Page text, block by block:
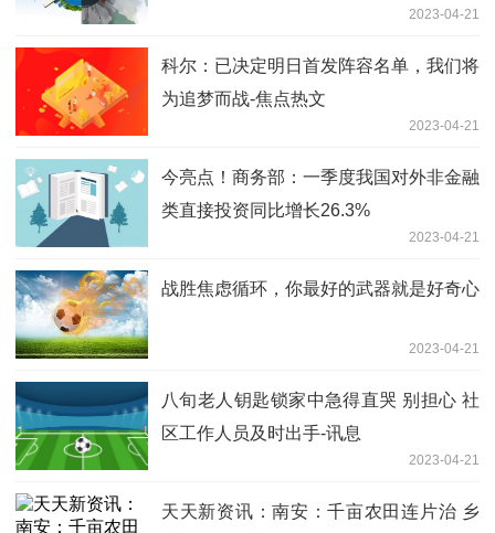
2023-04-21
科尔：已决定明日首发阵容名单，我们将
为追梦而战-焦点热文
2023-04-21
今亮点！商务部：一季度我国对外非金融
类直接投资同比增长26.3%
2023-04-21
战胜焦虑循环，你最好的武器就是好奇心
2023-04-21
八旬老人钥匙锁家中急得直哭 别担心 社
区工作人员及时出手-讯息
2023-04-21
天天新资讯：南安：千亩农田连片治 乡